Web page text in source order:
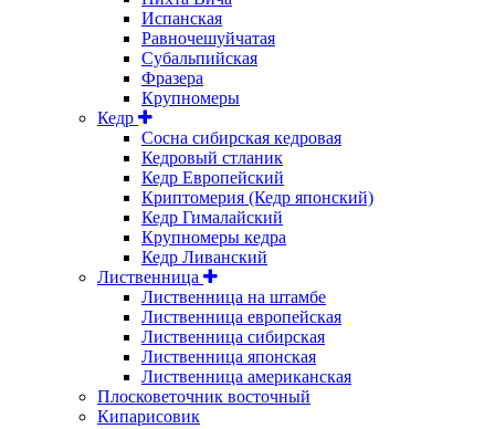
Испанская
Равночешуйчатая
Субальпийская
Фразера
Крупномеры
Кедр
Сосна сибирская кедровая
Кедровый стланик
Кедр Европейский
Криптомерия (Кедр японский)
Кедр Гималайский
Крупномеры кедра
Кедр Ливанский
Лиственница
Лиственница на штамбе
Лиственница европейская
Лиственница сибирская
Лиственница японская
Лиственница американская
Плосковеточник восточный
Кипарисовик